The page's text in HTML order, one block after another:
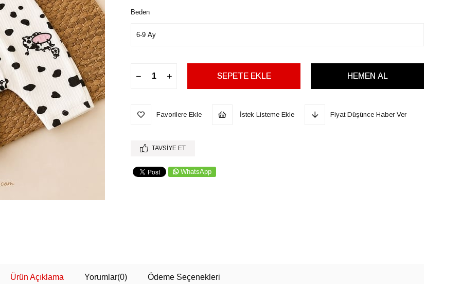
Beden
Favorilere Ekle İstek Listeme Ekle Fiyat Düşünce Haber Ver
TAVSIYE ET
WhatsApp
Ürün Açıklama Yorumlar(0) Ödeme Seçenekleri